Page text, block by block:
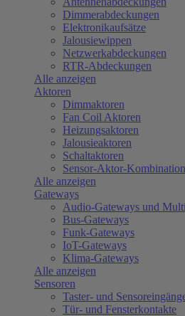
Dimmerabdeckungen
Elektronikaufsätze
Jalousiewippen
Netzwerkabdeckungen
RTR-Abdeckungen
Alle anzeigen
Aktoren
Dimmaktoren
Fan Coil Aktoren
Heizungsaktoren
Jalousieaktoren
Schaltaktoren
Sensor-Aktor-
Alle anzeigen
Gateways
Audio-Gateways und
Bus-Gateways
Funk-Gateways
IoT-Gateways
Klima-Gateways
Alle anzeigen
Sensoren
Taster- und
Tür- und Fensterkontakte